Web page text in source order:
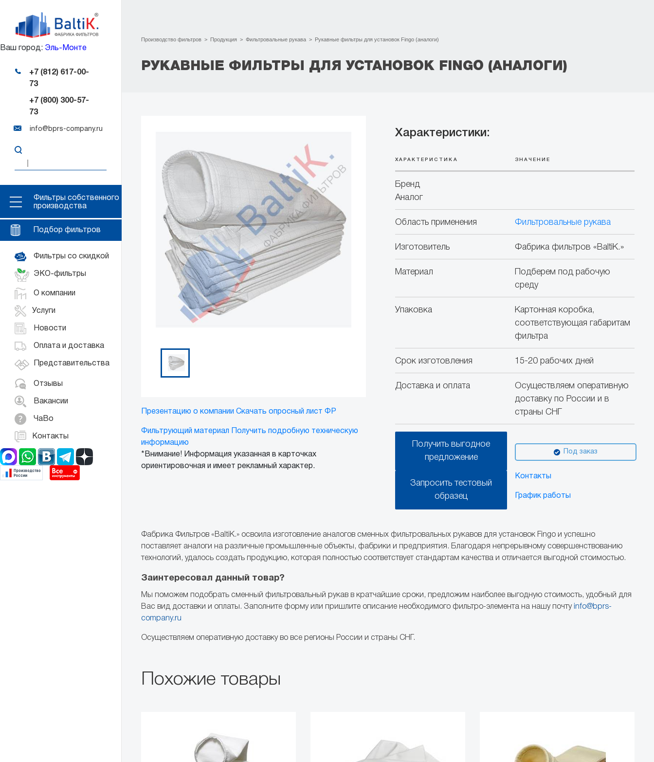
Ваш город: Эль-Монте
+7 (812) 617-00-
73
+7 (800) 300-57-
73
info@bprs-company.ru
Фильтры собственного
производства
Подбор фильтров
Фильтры со скидкой
ЭКО-фильтры
О компании
Услуги
Новости
Оплата и доставка
Представительства
Отзывы
Вакансии
ЧаВо
Контакты
Производство фильтров > Продукция > Фильтровальные рукава > Рукавные фильтры для установок Fingo (аналоги)
РУКАВНЫЕ ФИЛЬТРЫ ДЛЯ УСТАНОВОК FINGO (АНАЛОГИ)
Презентацию о компании Скачать опросный лист ФР
Фильтрующий материал
Получить подробную техническую
информацию
*Внимание! Информация указанная в карточках
ориентировочная и имеет рекламный характер.
Характеристики:
ХАРАКТЕРИСТИКА ЗНАЧЕНИЕ
Бренд
Аналог
Область применения Фильтровальные рукава
Изготовитель Фабрика фильтров «BaltiK.»
Материал
Подберем под рабочую
среду
Упаковка
Картонная коробка,
соответствующая габаритам
фильтра
Срок изготовления 15-20 рабочих дней
Доставка и оплата
Осуществляем оперативную
доставку по России и в
страны СНГ
Получить выгодное
предложение
Запросить тестовый
образец
Под заказ
Контакты
График работы
Фабрика Фильтров «BaltiK.» освоила изготовление аналогов сменных фильтровальных рукавов для установок Fingo и успешно
поставляет аналоги на различные промышленные объекты, фабрики и предприятия. Благодаря непрерывному совершенствованию
технологий, удалось создать продукцию, которая полностью соответствует стандартам качества и отличается выгодной стоимостью.
Заинтересовал данный товар?
Мы поможем подобрать сменный фильтровальный рукав в кратчайшие сроки, предложим наиболее выгодную стоимость, удобный для
Вас вид доставки и оплаты. Заполните форму или пришлите описание необходимого фильтро-элемента на нашу почту info@bprs-
company.ru
Осуществляем оперативную доставку во все регионы России и страны СНГ.
Похожие товары